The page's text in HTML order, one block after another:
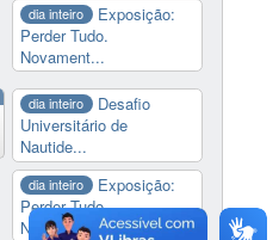
dia inteiro
Exposição:
Perder Tudo.
Novament...
dia inteiro
Desafio
Universitário de
Nautide...
dia inteiro
Exposição:
Perder Tudo.
Novament...